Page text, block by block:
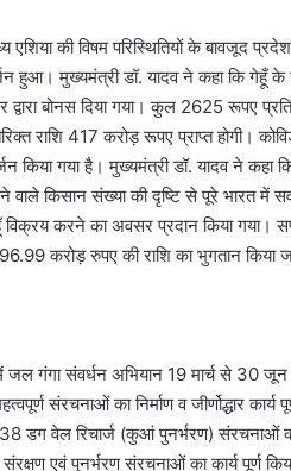
एशिया की विषम परिस्थितियों के बावजूद
हुआ। मुख्यमंत्री डॉ. यादव ने कहा कि गेहूँ
बोनस दिया गया। कुल 2625 रूपए
राशि 417 करोड़ रूपए प्राप्त होगी।
किया गया है। मुख्यमंत्री डॉ. यादव ने कहा
वाले किसान संख्या की दृष्टि से पूरे भारत में
करने का अवसर प्रदान किया गया।
करोड़ रुपए की राशि का भुगतान
जल गंगा संवर्धन अभियान 19 मार्च से 30
संरचनाओं का निर्माण व जीर्णोद्धार कार्य
वेल रिचार्ज (कुआं पुनर्भरण) संरचनाओं का
एवं पुनर्भरण संरचनाओं का कार्य पूर्ण